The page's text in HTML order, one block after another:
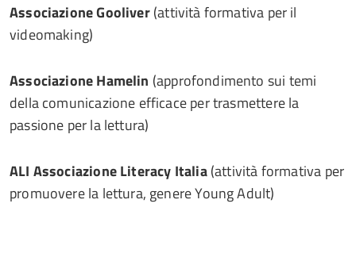
Associazione Gooliver(attività formativa per il
videomaking)
Associazione Hamelin (approfondimento sui temi
della comunicazione efficace per trasmettere la
passione per la lettura)
ALI Associazione Literacy Italia(attività formativa per
promuovere la lettura, genere Young Adult)